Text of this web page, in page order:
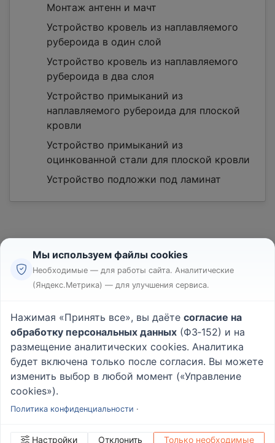
Монтаж антенн и мачт
Устройство кровель из наплавляемого
рубероида в один слой
Устройство кровель из наплавляемого
рубероида в два слоя
Устройство примыканий из
наплавляемого рубероида для плоской
кровли
Устройство примыканий из
оцинкованной стали для плоской кровли
Устройство подложки под ламинат
Реклама
Пользовательское соглашение
Политика конфиденциальности
Вопрос - Ответ|О проекте
Мы используем файлы cookies
Необходимые — для работы сайта. Аналитические
(Яндекс.Метрика) — для улучшения сервиса.
Нажимая «Принять все», вы даёте согласие на
обработку персональных данных (ФЗ‑152) и на
размещение аналитических cookies. Аналитика
будет включена только после согласия. Вы можете
изменить выбор в любой момент («Управление
cookies»).
Политика конфиденциальности ·
Настройки Отклонить Только необходимые